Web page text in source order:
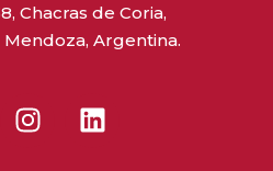
Chacras de Coria,
Mendoza, Argentina.